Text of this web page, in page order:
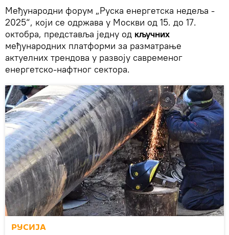
Међународни форум „Руска енергетска недеља -
2025“, који се одржава у Москви од 15. до 17.
октобра, представља једну од кључних
међународних платформи за разматрање
актуелних трендова у развоју савременог
енергетско-нафтног сектора.
РУСИЈА